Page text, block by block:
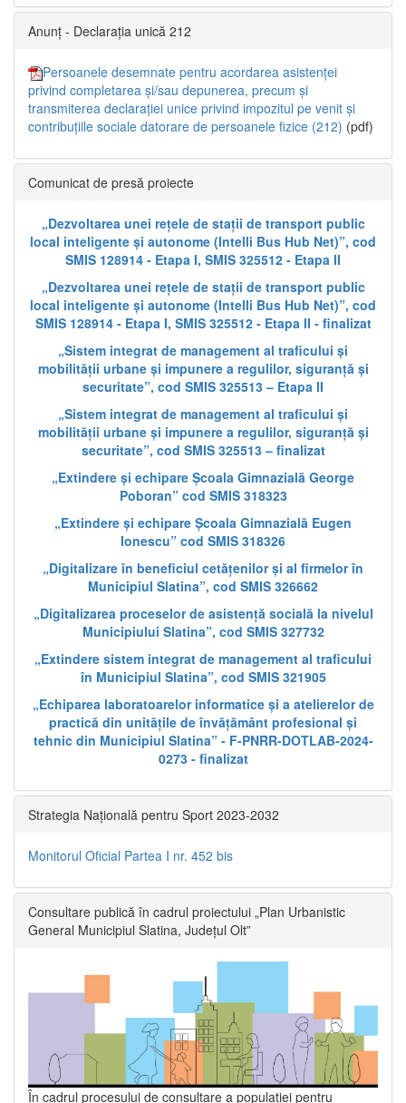
Anunț - Declarația unică 212
Persoanele desemnate pentru acordarea asistenței
privind completarea și/sau depunerea, precum și
transmiterea declarației unice privind impozitul pe venit și
contribuțiile sociale datorare de persoanele fizice (212) (pdf)
Comunicat de presă proiecte
„Dezvoltarea unei rețele de stații de transport public
local inteligente și autonome (Intelli Bus Hub Net)”, cod
SMIS 128914 - Etapa I, SMIS 325512 - Etapa II
„Dezvoltarea unei rețele de stații de transport public
local inteligente și autonome (Intelli Bus Hub Net)”, cod
SMIS 128914 - Etapa I, SMIS 325512 - Etapa II - finalizat
„Sistem integrat de management al traficului și
mobilității urbane și impunere a regulilor, siguranță și
securitate”, cod SMIS 325513 – Etapa II
„Sistem integrat de management al traficului și
mobilității urbane și impunere a regulilor, siguranță și
securitate”, cod SMIS 325513 – finalizat
„Extindere și echipare Școala Gimnazială George
Poboran” cod SMIS 318323
„Extindere și echipare Școala Gimnazială Eugen
Ionescu” cod SMIS 318326
„Digitalizare în beneficiul cetățenilor și al firmelor în
Municipiul Slatina”, cod SMIS 326662
„Digitalizarea proceselor de asistență socială la nivelul
Municipiului Slatina”, cod SMIS 327732
„Extindere sistem integrat de management al traficului
în Municipiul Slatina”, cod SMIS 321905
„Echiparea laboratoarelor informatice și a atelierelor de
practică din unitățile de învățământ profesional și
tehnic din Municipiul Slatina” - F-PNRR-DOTLAB-2024-
0273 - finalizat
Strategia Națională pentru Sport 2023-2032
Monitorul Oficial Partea I nr. 452 bis
Consultare publică în cadrul proiectului „Plan Urbanistic
General Municipiul Slatina, Județul Olt”
În cadrul procesului de consultare a populaţiei pentru